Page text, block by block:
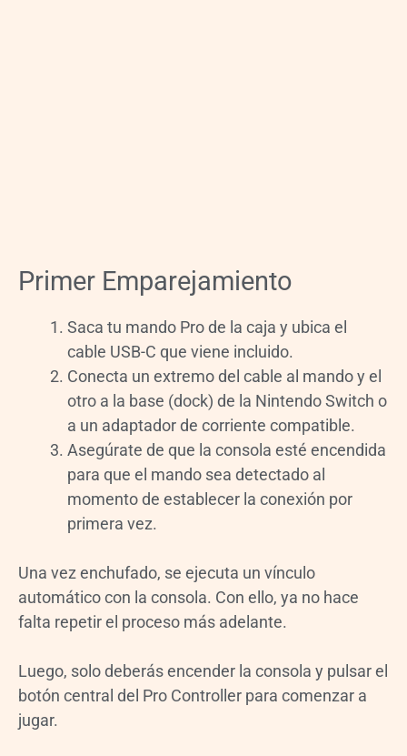
Primer Emparejamiento
Saca tu mando Pro de la caja y ubica el
cable USB-C que viene incluido.
Conecta un extremo del cable al mando y el
otro a la base (dock) de la Nintendo Switch o
a un adaptador de corriente compatible.
Asegúrate de que la consola esté encendida
para que el mando sea detectado al
momento de establecer la conexión por
primera vez.
Una vez enchufado, se ejecuta un vínculo
automático con la consola. Con ello, ya no hace
falta repetir el proceso más adelante.
Luego, solo deberás encender la consola y pulsar el
botón central del Pro Controller para comenzar a
jugar.